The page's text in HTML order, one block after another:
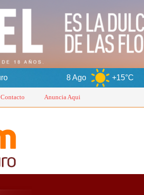
+15°C 9 Ago
Contacto Anuncia Aqui